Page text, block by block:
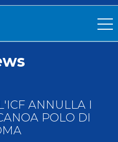
ANNULLA I
POLO DI